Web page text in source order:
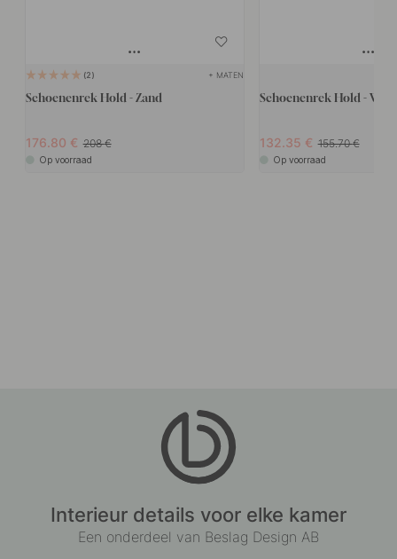
2 + MATEN
Schoenenrek Hold - Zand
176.80 208
Op voorraad
Schoenenrek Hold - Wit
132.35 155.70
Op voorraad
Interieur details voor elke kamer
Een onderdeel van Beslag Design AB